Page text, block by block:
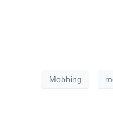
Mobbing